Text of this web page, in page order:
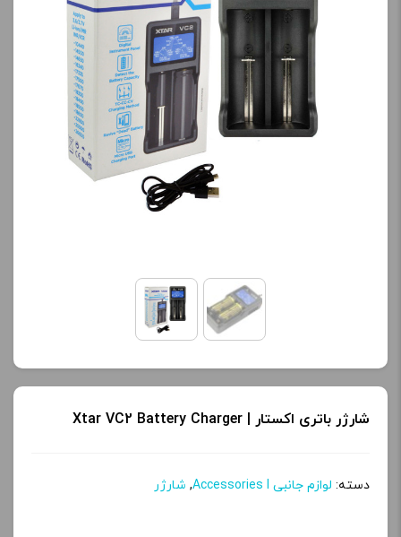
شارژر باتری اکستار | Xtar VC2 Battery Charger
دسته: لوازم جانبی Accessories l , شارژر